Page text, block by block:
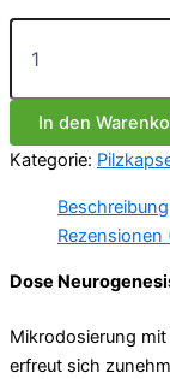
Dose
Neurogenesis
3
Mikrodosis
Psilocybin-
Kapseln
Menge
In den
Kategorie:
Beschreibung
Rezensionen
Dose
Mikrodosierung
erfreut sich